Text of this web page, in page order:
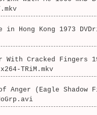
Hong Kong 1973
Cracked Fingers
TRiM.mkv
(Eagle Shadow